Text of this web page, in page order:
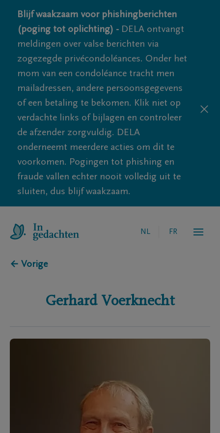
Blijf waakzaam voor phishingberichten
(poging tot oplichting) - DELA ontvangt
meldingen over valse berichten via
zogezegde privécondoléances. Onder het
mom van een condoléance tracht men
mailadressen, andere persoonsgegevens
of een betaling te bekomen. Klik niet op
verdachte links of bijlagen en controleer
de afzender zorgvuldig. DELA
onderneemt meerdere acties om dit te
voorkomen. Pogingen tot phishing en
fraude vallen echter nooit volledig uit te
sluiten, dus blijf waakzaam.
NL FR
← Vorige
Gerhard Voerknecht